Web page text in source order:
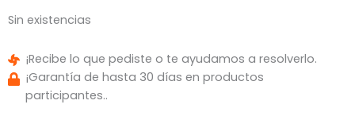
Sin existencias
¡Recibe lo que pediste o te ayudamos a resolverlo.
¡Garantía de hasta 30 días en productos
participantes..